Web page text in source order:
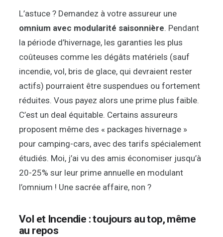
L’astuce ? Demandez à votre assureur une
omnium avec modularité saisonnière. Pendant
la période d’hivernage, les garanties les plus
coûteuses comme les dégâts matériels (sauf
incendie, vol, bris de glace, qui devraient rester
actifs) pourraient être suspendues ou fortement
réduites. Vous payez alors une prime plus faible.
C’est un deal équitable. Certains assureurs
proposent même des « packages hivernage »
pour camping-cars, avec des tarifs spécialement
étudiés. Moi, j’ai vu des amis économiser jusqu’à
20-25% sur leur prime annuelle en modulant
l’omnium ! Une sacrée affaire, non ?
Vol et Incendie : toujours au top, même
au repos